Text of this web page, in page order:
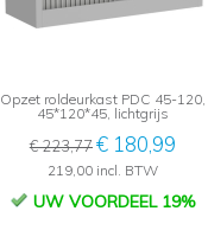
Opzet roldeurkast PDC 45-120,
45*120*45, lichtgrijs
€ 223,77€ 180,99
219,00 incl. BTW
UW VOORDEEL 19%